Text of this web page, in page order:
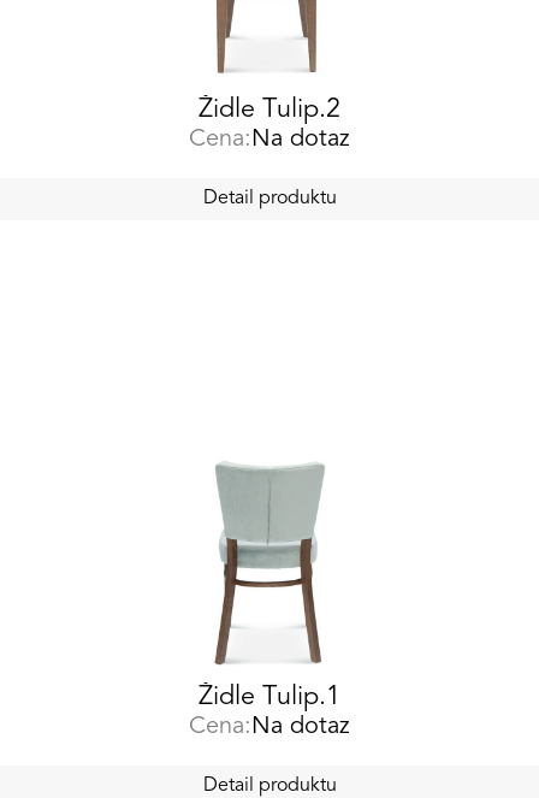
Židle Tulip.2
Cena: Na dotaz
Detail produktu
Židle Tulip.1
Cena: Na dotaz
Detail produktu